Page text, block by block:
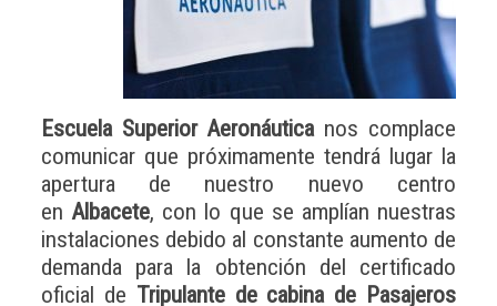
Escuela Superior Aeronáuticanos complace
comunicar que próximamente tendrá lugar la
apertura de nuestro nuevo centro
en Albacete, con lo que se amplían nuestras
instalaciones debido al constante aumento de
demanda para la obtención del certificado
oficial de Tripulante de cabina de Pasajeros